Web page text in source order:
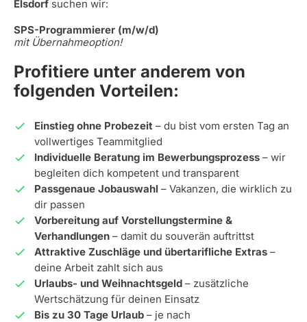
Elsdorf suchen wir:
SPS-Programmierer (m/w/d)
mit Übernahmeoption!
Profitiere unter anderem von
folgenden Vorteilen:
Einstieg ohne Probezeit – du bist vom ersten Tag an
vollwertiges Teammitglied
Individuelle Beratung im Bewerbungsprozess – wir
begleiten dich kompetent und transparent
Passgenaue Jobauswahl – Vakanzen, die wirklich zu
dir passen
Vorbereitung auf Vorstellungstermine &
Verhandlungen – damit du souverän auftrittst
Attraktive Zuschläge und übertarifliche Extras –
deine Arbeit zahlt sich aus
Urlaubs- und Weihnachtsgeld – zusätzliche
Wertschätzung für deinen Einsatz
Bis zu 30 Tage Urlaub – je nach